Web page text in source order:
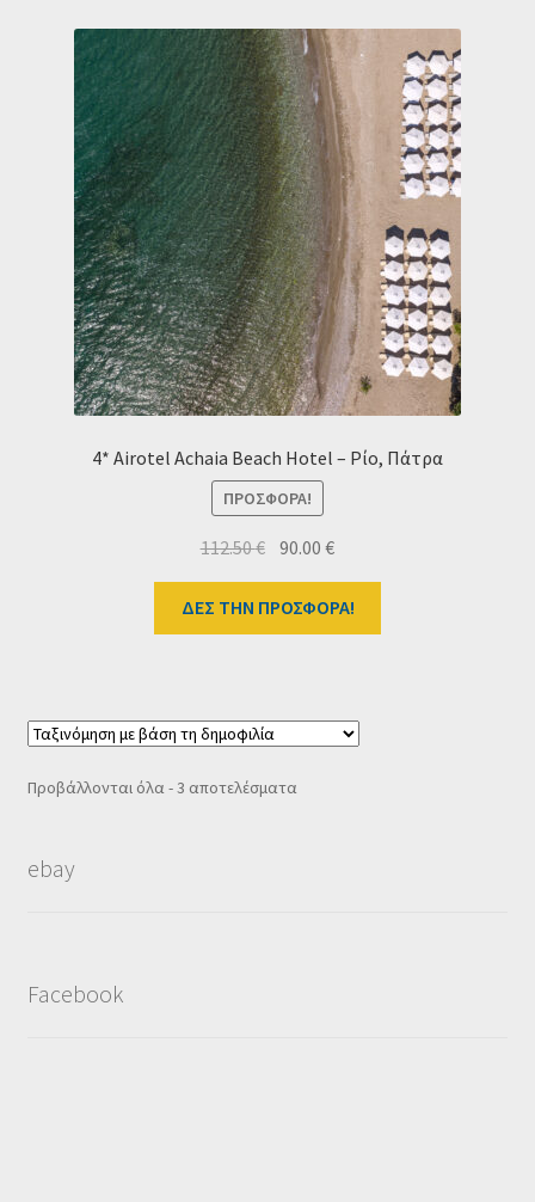
4* Airotel Achaia Beach Hotel – Ρίο, Πάτρα
ΠΡΟΣΦΟΡΆ!
112.50€ Original
was:
112.50 €.
90.00€Η
τιμή
είναι:
ΔΕΣ ΤΗΝ ΠΡΟΣΦΟΡΑ!
Προβάλλονται όλα - 3 αποτελέσματαSorted
ebay
Facebook